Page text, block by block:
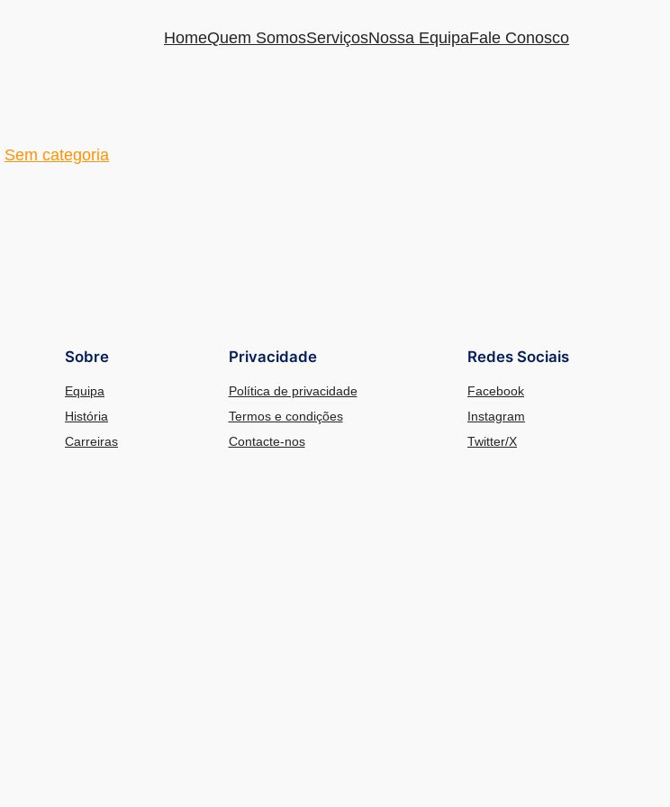
HomeQuem SomosServiçosNossa EquipaFale Conosco
Sem categoria
Sobre
Equipa
História
Carreiras
Privacidade
Política de privacidade
Termos e condições
Contacte-nos
Redes Sociais
Facebook
Instagram
Twitter/X